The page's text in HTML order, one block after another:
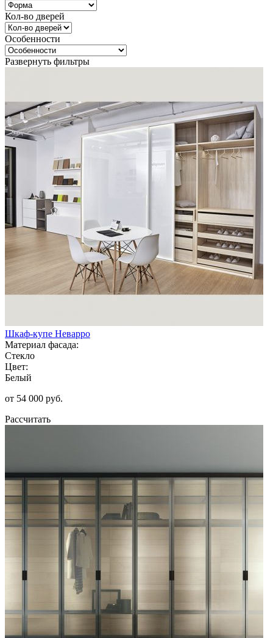
Кол-во дверей
Особенности
Развернуть фильтры
Шкаф-купе Неварро
Материал фасада:
Стекло
Цвет:
Белый
от 54 000 руб.
Рассчитать